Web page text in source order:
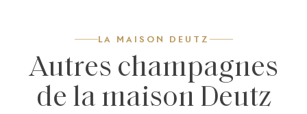
LA MAISON DEUTZ
Autres champagnes
de la maison Deutz